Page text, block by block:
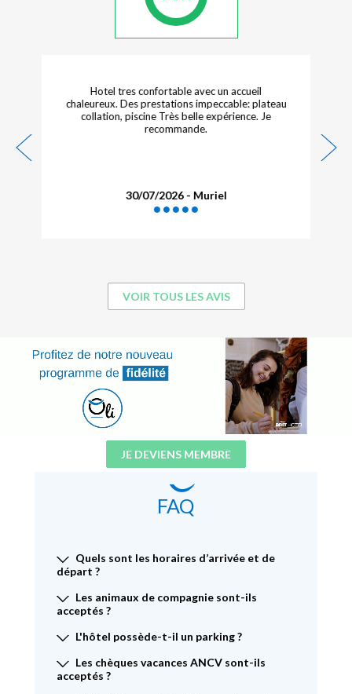
Très satisfait A consellers aux amis et aux
proches
27/07/2026 - PRIE J.
VOIR TOUS LES AVIS
JE DEVIENS MEMBRE
FAQ
Quels sont les horaires d’arrivée et de
départ ?
Les animaux de compagnie sont-ils
acceptés ?
L'hôtel possède-t-il un parking ?
Les chèques vacances ANCV sont-ils
acceptés ?